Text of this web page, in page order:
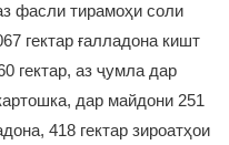
фасли тирамоҳи соли
гектар ғалладона кишт
гектар, аз ҷумла дар
дар майдони 251
418 гектар зироатҳои